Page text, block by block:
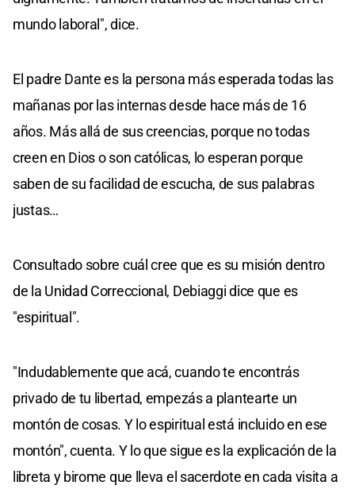
mundo laboral", dice.
El padre Dante es la persona más esperada todas las
mañanas por las internas desde hace más de 16
años. Más allá de sus creencias, porque no todas
creen en Dios o son católicas, lo esperan porque
saben de su facilidad de escucha, de sus palabras
justas…
Consultado sobre cuál cree que es su misión dentro
de la Unidad Correccional, Debiaggi dice que es
"espiritual".
"Indudablemente que acá, cuando te encontrás
privado de tu libertad, empezás a plantearte un
montón de cosas. Y lo espiritual está incluido en ese
montón", cuenta. Y lo que sigue es la explicación de la
libreta y birome que lleva el sacerdote en cada visita a